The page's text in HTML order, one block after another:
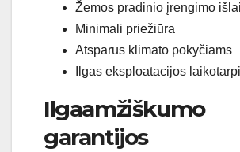
Žemos pradinio įrengimo
Minimali priežiūra
Atsparus klimato pokyčiams
Ilgas eksploatacijos
Ilgaamžiškumo
garantijos